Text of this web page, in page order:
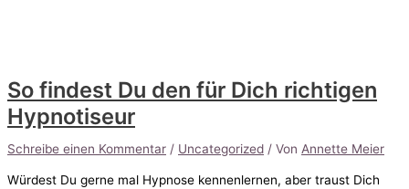
So findest Du den für Dich richtigen
Hypnotiseur
Schreibe einen Kommentar / Uncategorized / Von Annette Meier
Würdest Du gerne mal Hypnose kennenlernen, aber traust Dich